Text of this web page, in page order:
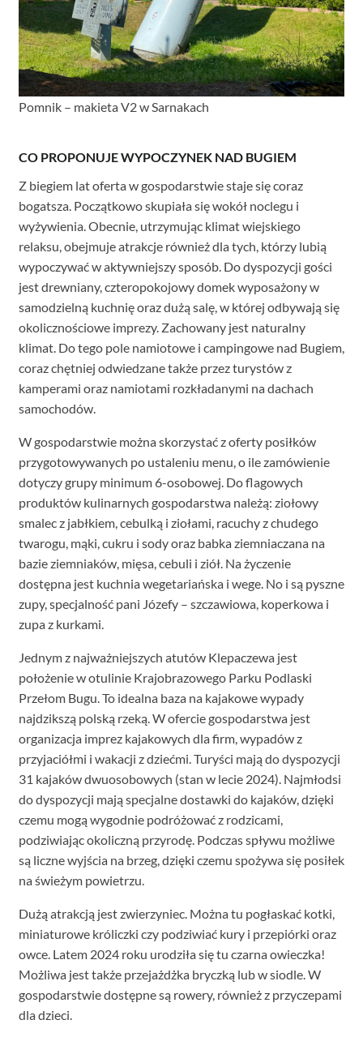
Pomnik – makieta V2 w Sarnakach
CO PROPONUJE WYPOCZYNEK NAD BUGIEM
Z biegiem lat oferta w gospodarstwie staje się coraz
bogatsza. Początkowo skupiała się wokół noclegu i
wyżywienia. Obecnie, utrzymując klimat wiejskiego
relaksu, obejmuje atrakcje również dla tych, którzy lubią
wypoczywać w aktywniejszy sposób. Do dyspozycji gości
jest drewniany, czteropokojowy domek wyposażony w
samodzielną kuchnię oraz dużą salę, w której odbywają się
okolicznościowe imprezy. Zachowany jest naturalny
klimat. Do tego pole namiotowe i campingowe nad Bugiem,
coraz chętniej odwiedzane także przez turystów z
kamperami oraz namiotami rozkładanymi na dachach
samochodów.
W gospodarstwie można skorzystać z oferty posiłków
przygotowywanych po ustaleniu menu, o ile zamówienie
dotyczy grupy minimum 6-osobowej. Do flagowych
produktów kulinarnych gospodarstwa należą: ziołowy
smalec z jabłkiem, cebulką i ziołami, racuchy z chudego
twarogu, mąki, cukru i sody oraz babka ziemniaczana na
bazie ziemniaków, mięsa, cebuli i ziół. Na życzenie
dostępna jest kuchnia wegetariańska i wege. No i są pyszne
zupy, specjalność pani Józefy – szczawiowa, koperkowa i
zupa z kurkami.
Jednym z najważniejszych atutów Klepaczewa jest
położenie w otulinie Krajobrazowego Parku Podlaski
Przełom Bugu. To idealna baza na kajakowe wypady
najdzikszą polską rzeką. W ofercie gospodarstwa jest
organizacja imprez kajakowych dla firm, wypadów z
przyjaciółmi i wakacji z dziećmi. Turyści mają do dyspozycji
31 kajaków dwuosobowych (stan w lecie 2024). Najmłodsi
do dyspozycji mają specjalne dostawki do kajaków, dzięki
czemu mogą wygodnie podróżować z rodzicami,
podziwiając okoliczną przyrodę. Podczas spływu możliwe
są liczne wyjścia na brzeg, dzięki czemu spożywa się posiłek
na świeżym powietrzu.
Dużą atrakcją jest zwierzyniec. Można tu pogłaskać kotki,
miniaturowe króliczki czy podziwiać kury i przepiórki oraz
owce. Latem 2024 roku urodziła się tu czarna owieczka!
Możliwa jest także przejażdżka bryczką lub w siodle. W
gospodarstwie dostępne są rowery, również z przyczepami
dla dzieci.